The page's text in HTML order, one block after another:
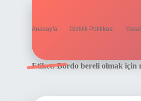
Anasayfa Gizlilik Politikası
Etiket:Bordo bereli olmak için